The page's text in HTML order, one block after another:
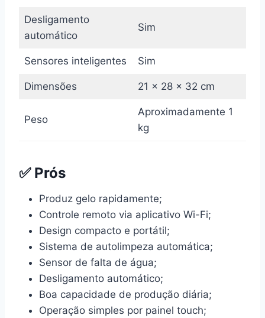
Desligamento
automático
Sim
Sensores inteligentes Sim
Dimensões 21 x 28 x 32 cm
Peso
Aproximadamente 1
kg
✅ Prós
Produz gelo rapidamente;
Controle remoto via aplicativo Wi-Fi;
Design compacto e portátil;
Sistema de autolimpeza automática;
Sensor de falta de água;
Desligamento automático;
Boa capacidade de produção diária;
Operação simples por painel touch;